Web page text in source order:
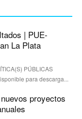
| PUE-
La Plata
PÚBLICAS
para descarga...
proyectos